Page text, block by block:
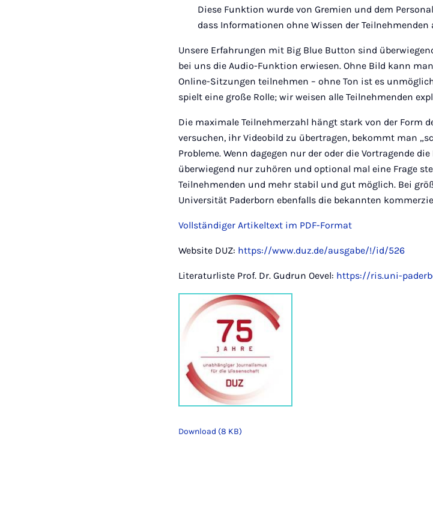
Diese Funktion wurde von Gremien und dem
dass Informationen ohne Wissen der Teilnehmenden
Unsere Erfahrungen mit Big Blue Button sind
bei uns die Audio-Funktion erwiesen. Ohne Bild kann
Online-Sitzungen teilnehmen – ohne Ton ist es
spielt eine große Rolle; wir weisen alle Teilnehmenden
Die maximale Teilnehmerzahl hängt stark von der Form
versuchen, ihr Videobild zu übertragen, bekommt man
Probleme. Wenn dagegen nur der oder die Vortragende
überwiegend nur zuhören und optional mal eine Frage
Teilnehmenden und mehr stabil und gut möglich. Bei
Universität Paderborn ebenfalls die bekannten
Vollständiger Artikeltext im PDF-Format
Website DUZ: https://www.duz.de/ausgabe/!/id/526
Literaturliste Prof. Dr. Gudrun Oevel: https://ris.uni-
Download (8 KB)